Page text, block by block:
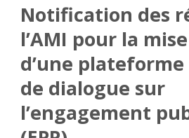
Notification des
l’AMI pour la
d’une
de dialogue sur
l’engagement